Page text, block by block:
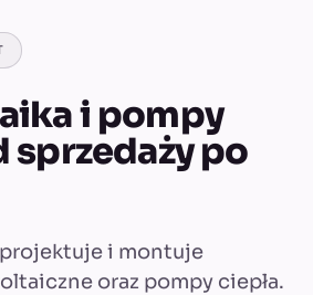
i pompy
sprzedaży po
projektuje i montuje
oraz pompy ciepła.